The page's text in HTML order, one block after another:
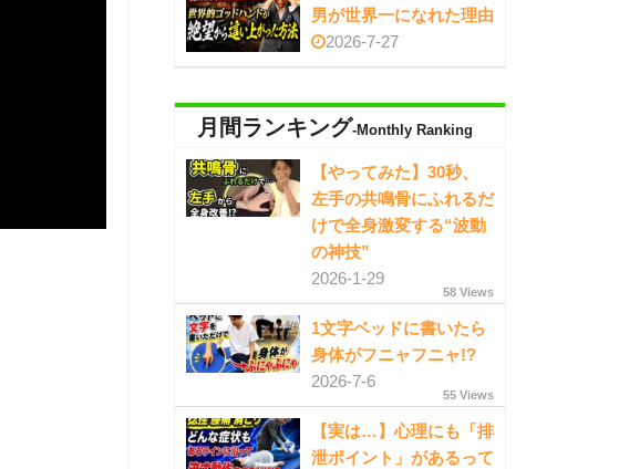
男が世界一になれた理由
2026-7-27
月間ランキング-Monthly Ranking
【やってみた】30秒、
左手の共鳴骨にふれるだ
けで全身激変する“波動
の神技”
2026-1-29
58 Views
1文字ベッドに書いたら
身体がフニャフニャ!?
2026-7-6
55 Views
【実は…】心理にも「排
泄ポイント」があるって